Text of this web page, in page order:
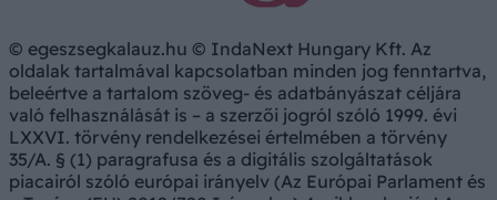
© egeszsegkalauz.hu © IndaNext Hungary Kft. Az
oldalak tartalmával kapcsolatban minden jog fenntartva,
beleértve a tartalom szöveg- és adatbányászat céljára
való felhasználását is – a szerzői jogról szóló 1999. évi
LXXVI. törvény rendelkezései értelmében a törvény
35/A. § (1) paragrafusa és a digitális szolgáltatások
piacairól szóló európai irányelv (Az Európai Parlament és